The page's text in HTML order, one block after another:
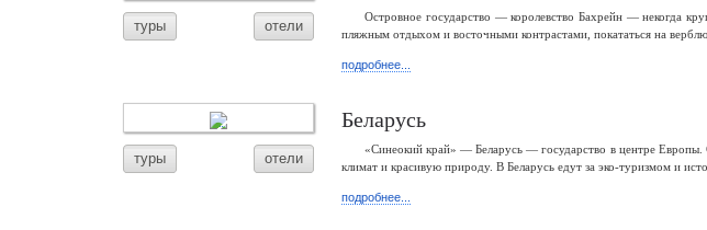
туры отели
Островное государство — королевство Бахрейн — некогда
пляжным отдыхом и восточными контрастами, покататься на
подробнее...
туры отели
Беларусь
«Синеокий край» — Беларусь — государство в центре
климат и красивую природу. В Беларусь едут за эко-туризмом и
подробнее...